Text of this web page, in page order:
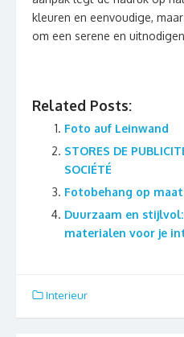
kleuren en eenvoudige,
om een serene en
Related Posts:
Foto auf Leinwand
STORES DE
SOCIÉTÉ
Fotobehang op
Duurzaam en
materialen voor je
Interieur